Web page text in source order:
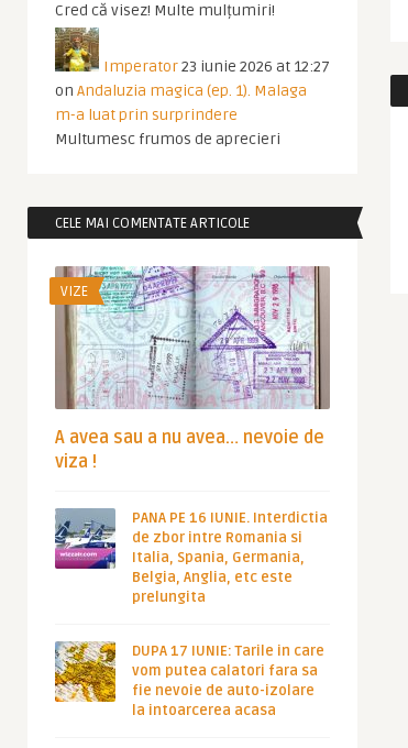
Cred că visez! Multe mulțumiri!
Imperator23 iunie 2026 at 12:27
on Andaluzia magica (ep. 1). Malaga
m-a luat prin surprindere
Multumesc frumos de aprecieri
CELE MAI COMENTATE ARTICOLE
VIZE
A avea sau a nu avea… nevoie de
viza !
PANA PE 16 IUNIE. Interdictia
de zbor intre Romania si
Italia, Spania, Germania,
Belgia, Anglia, etc este
prelungita
DUPA 17 IUNIE: Tarile in care
vom putea calatori fara sa
fie nevoie de auto-izolare
la intoarcerea acasa